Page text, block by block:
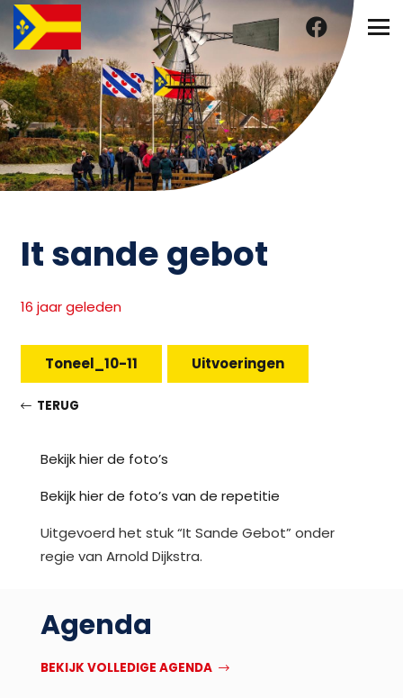
It sande gebot
16 jaar geleden
Toneel_10-11 Uitvoeringen
TERUG
Bekijk hier de foto’s
Bekijk hier de foto’s van de repetitie
Uitgevoerd het stuk “It Sande Gebot” onder
regie van Arnold Dijkstra.
Agenda
BEKIJK VOLLEDIGE AGENDA